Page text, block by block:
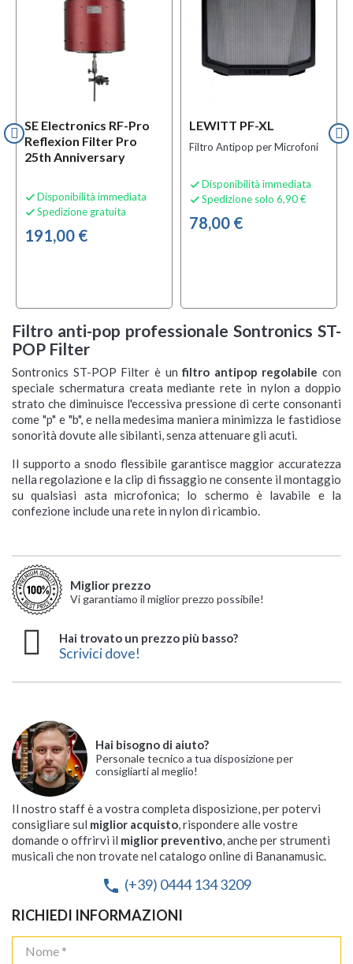
SE Electronics RF-Pro
Reflexion Filter Pro
25th Anniversary
 Disponibilità immediata
 Spedizione gratuita
191,00 €
LEWITT PF-XL
Filtro Antipop per Microfoni
 Disponibilità immediata
 Spedizione solo 6,90 €
78,00 €
Filtro anti-pop professionale Sontronics ST-
POP Filter
Sontronics ST-POP Filter è unfiltro antipop regolabile con
speciale schermatura creata mediante rete in nylon a doppio
strato che diminuisce l'eccessiva pressione di certe consonanti
come "p" e "b", e nella medesima maniera minimizza le fastidiose
sonorità dovute alle sibilanti, senza attenuare gli acuti.
Il supporto a snodo flessibile garantisce maggior accuratezza
nella regolazione e la clip di fissaggio ne consente il montaggio
su qualsiasi asta microfonica; lo schermo è lavabile e la
confezione include una rete in nylon di ricambio.
Miglior prezzo
Vi garantiamo il miglior prezzo possibile!
Hai trovato un prezzo più basso?
Scrivici dove!
Hai bisogno di aiuto?
Personale tecnico a tua disposizione per
consigliarti al meglio!
Il nostro staff è a vostra completa disposizione, per potervi
consigliare sul miglior acquisto, rispondere alle vostre
domande o offrirvi il miglior preventivo, anche per strumenti
musicali che non trovate nel catalogo online di Bananamusic.
phone (+39) 0444 134 3209
RICHIEDI INFORMAZIONI